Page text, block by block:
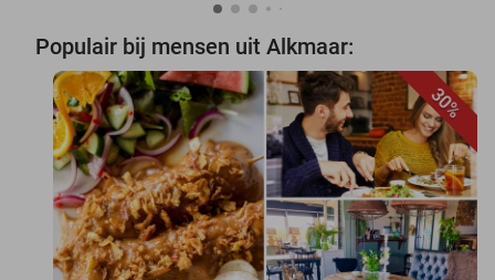
Populair bij mensen uit Alkmaar:
30%